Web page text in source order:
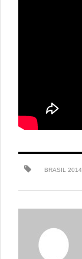
BRASIL 2014